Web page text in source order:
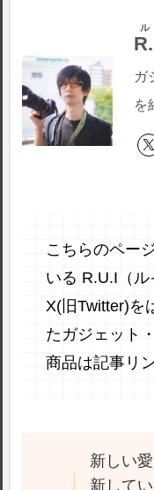
ガ
を
こちらのペー
いる R.U.I（
X(旧Twitter)を
たガジェット
商品は記事リ
新しい
新して